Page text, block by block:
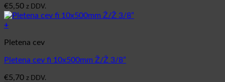
€5,50 z DDV.
+
Pletena cev
Pletena cev fi 10x500mm Ž/Ž 3/8”
€5,70 z DDV.